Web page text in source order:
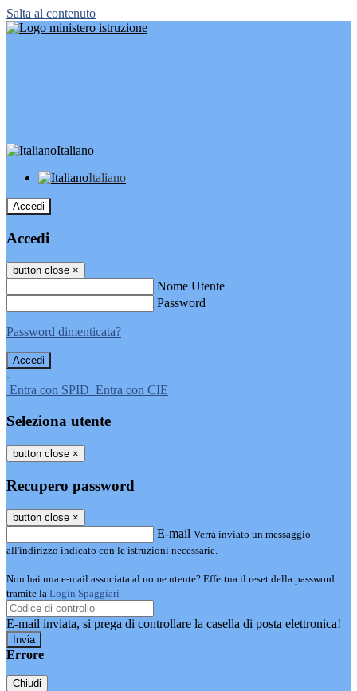
Salta al contenuto
Italiano
Italiano
Accedi
Accedi
button close ×
Nome Utente
Password
Password dimenticata?
-
Entra con SPID Entra con CIE
Seleziona utente
button close ×
Recupero password
button close ×
E-mail Verrà inviato un messaggio
all'indirizzo indicato con le istruzioni necessarie.
Non hai una e-mail associata al nome utente? Effettua il reset della password
tramite la Login Spaggiari
E-mail inviata, si prega di controllare la casella di posta elettronica!
Errore
Chiudi